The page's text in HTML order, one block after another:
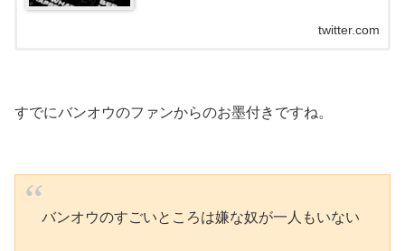
twitter.com
すでにバンオウのファンからのお墨付きですね。
バンオウのすごいところは嫌な奴が一人もいない